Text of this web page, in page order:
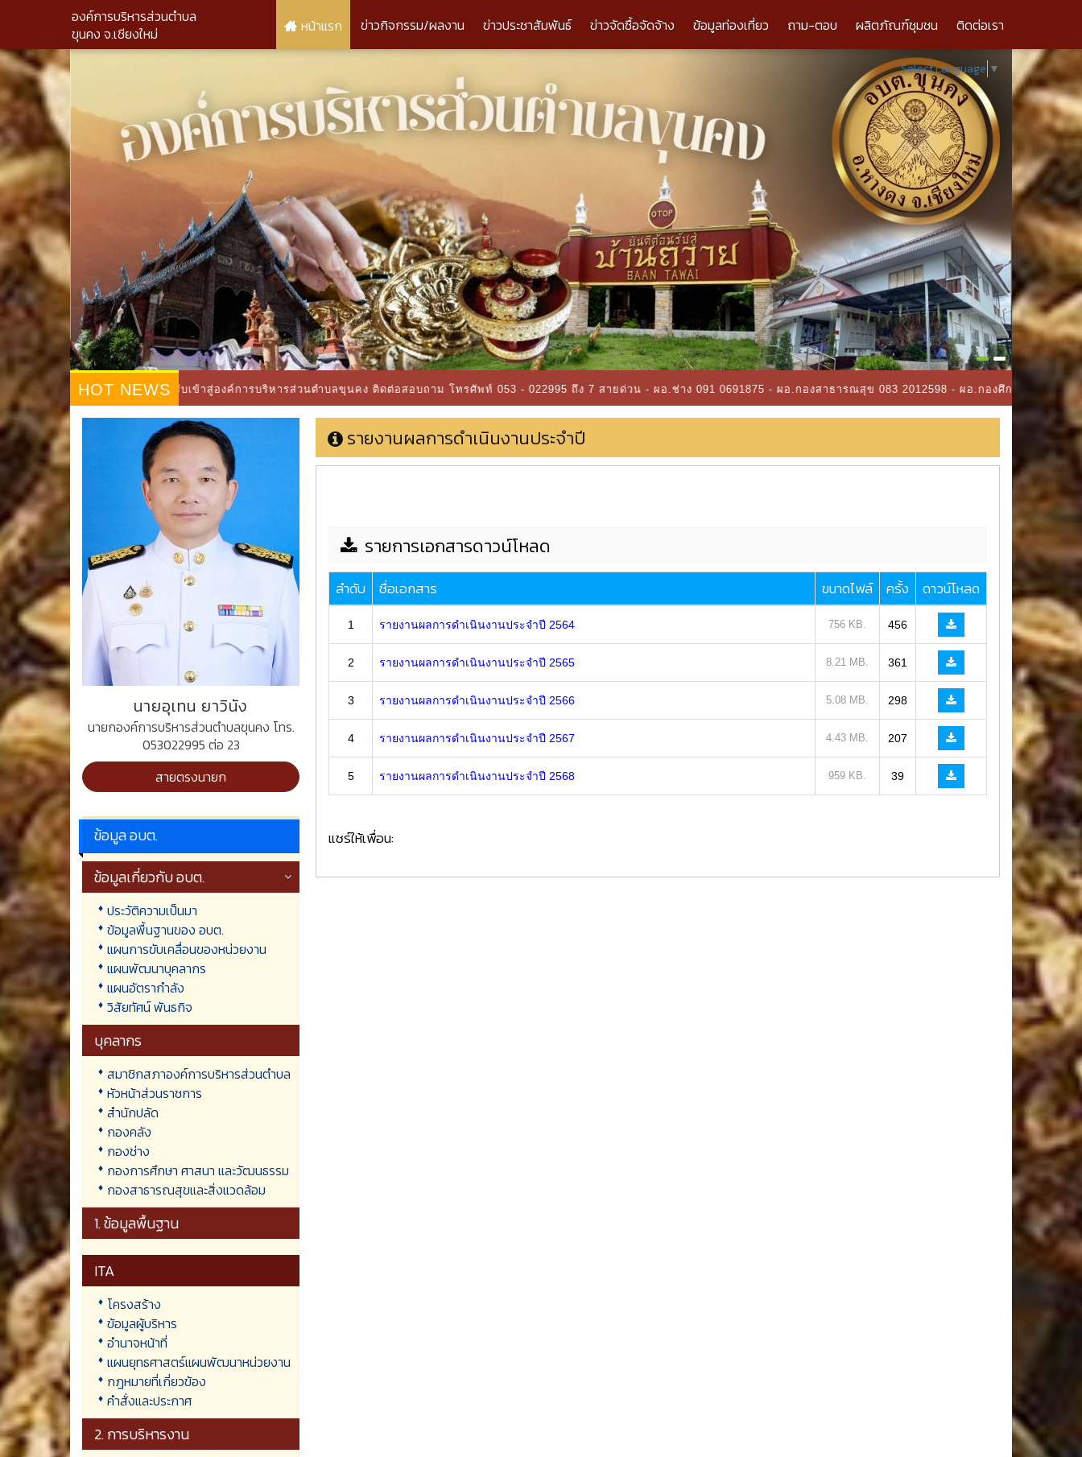
องค์การบริหารส่วนตำบล
ขุนคง จ.เชียงใหม่
หน้าแรก ข่าวกิจกรรม/ผลงาน ข่าวประชาสัมพันธ์ ข่าวจัดซื้อจัดจ้าง ข้อมูลท่องเที่ยว ถาม-ตอบ ผลิตภัณฑ์ชุมชน ติดต่อเรา
Select Language ▼
HOT NEWS
ยินดีต้อนรับเข้าสู่องค์การบริหารส่วนตำบลขุนคง ติดต่อสอบถาม โทรศัพท์ 053 - 022995 ถึง 7 สายด่วน - ผอ.ช่าง 091 0691875 - ผอ.กองสาธารณสุข 083 2012598 - ผอ.กองศึกษา 091 8532945 - ผอ.กองคลั
นายอุเทน ยาวินัง
นายกองค์การบริหารส่วนตำบลขุนคง โทร.
053022995 ต่อ 23
สายตรงนายก
ข้อมูล อบต.
ข้อมูลเกี่ยวกับ อบต.
ประวัติความเป็นมา
ข้อมูลพื้นฐานของ อบต.
แผนการขับเคลื่อนของหน่วยงาน
แผนพัฒนาบุคลากร
แผนอัตรากำลัง
วิสัยทัศน์ พันธกิจ
บุคลากร
สมาชิกสภาองค์การบริหารส่วนตำบล
หัวหน้าส่วนราชการ
สำนักปลัด
กองคลัง
กองช่าง
กองการศึกษา ศาสนา และวัฒนธรรม
กองสาธารณสุขและสิ่งแวดล้อม
1. ข้อมูลพื้นฐาน
ITA
โครงสร้าง
ข้อมูลผู้บริหาร
อำนาจหน้าที่
แผนยุทธศาสตร์แผนพัฒนาหน่วยงาน
กฎหมายที่เกี่ยวข้อง
คำสั่งและประกาศ
2. การบริหารงาน
รายงานผลการดำเนินงานประจำปี
รายการเอกสารดาวน์โหลด
ลำดับ ชื่อเอกสาร ขนาดไฟล์ ครั้ง ดาวน์โหลด
1 รายงานผลการดำเนินงานประจำปี 2564 756 KB. 456
2 รายงานผลการดำเนินงานประจำปี 2565 8.21 MB. 361
3 รายงานผลการดำเนินงานประจำปี 2566 5.08 MB. 298
4 รายงานผลการดำเนินงานประจำปี 2567 4.43 MB. 207
5 รายงานผลการดำเนินงานประจำปี 2568 959 KB. 39
แชร์ให้เพื่อน: